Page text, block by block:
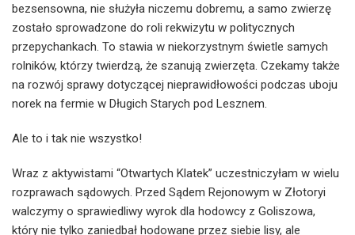
bezsensowna, nie służyła niczemu dobremu, a samo zwierzę
zostało sprowadzone do roli rekwizytu w politycznych
przepychankach. To stawia w niekorzystnym świetle samych
rolników, którzy twierdzą, że szanują zwierzęta. Czekamy także
na rozwój sprawy dotyczącej nieprawidłowości podczas uboju
norek na fermie w Długich Starych pod Lesznem.
Ale to i tak nie wszystko!
Wraz z aktywistami “Otwartych Klatek” uczestniczyłam w wielu
rozprawach sądowych. Przed Sądem Rejonowym w Złotoryi
walczymy o sprawiedliwy wyrok dla hodowcy z Goliszowa,
który nie tylko zaniedbał hodowane przez siebie lisy, ale